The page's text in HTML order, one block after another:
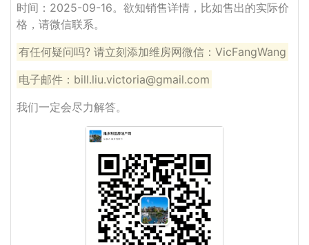
时间：2025-09-16。欲知销售详情，比如售出的实际价
格，请微信联系。
有任何疑问吗? 请立刻添加维房网微信：VicFangWang
电子邮件：bill.liu.victoria@gmail.com
我们一定会尽力解答。